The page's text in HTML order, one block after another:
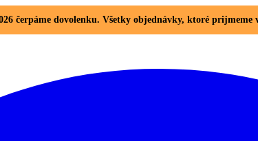
čerpáme dovolenku. Všetky objednávky, ktoré